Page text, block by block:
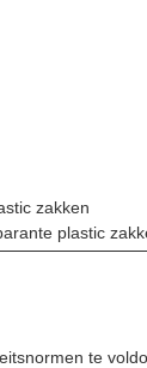
zakken
plastic
te